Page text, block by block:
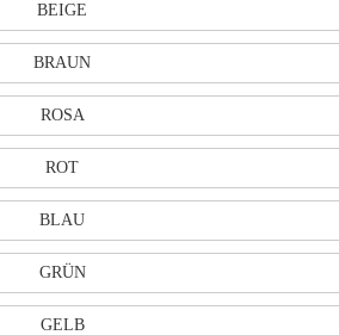
BEIGE
BRAUN
ROSA
ROT
BLAU
GRÜN
GELB